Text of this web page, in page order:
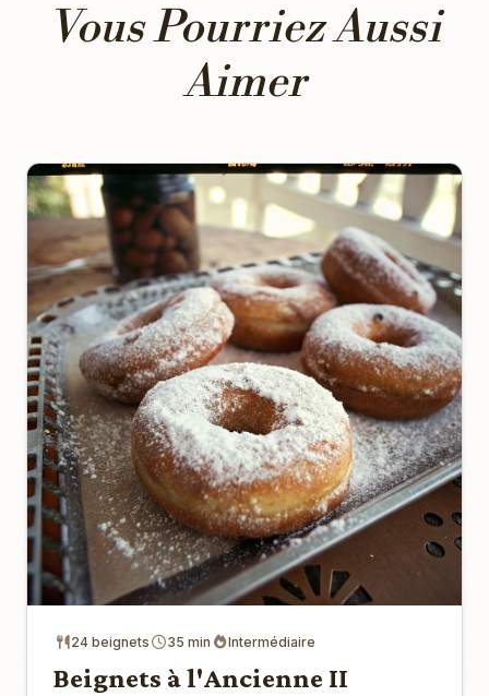
Vous Pourriez Aussi
Aimer
24 beignets 35 min Intermédiaire
Beignets à l'Ancienne II